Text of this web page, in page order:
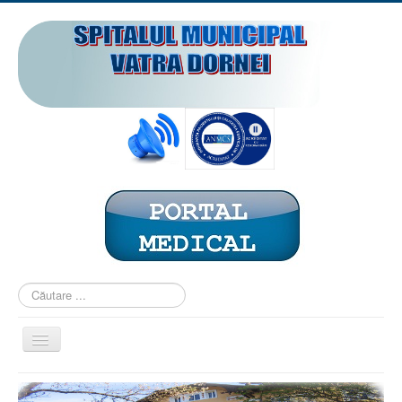
Căutare
...
Comută
navigarea
PREZENTARE